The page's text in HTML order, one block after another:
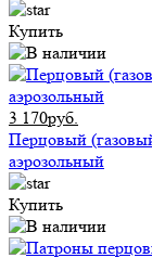
Купить
3 170руб.
Перцовый
аэрозольный
Купить